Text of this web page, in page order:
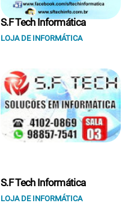
S.F Tech Informática
LOJA DE INFORMÁTICA
S.F Tech Informática
LOJA DE INFORMÁTICA